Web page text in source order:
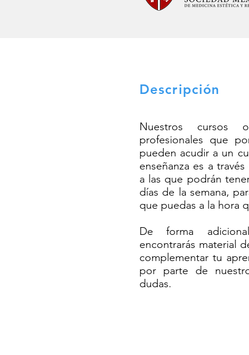
Descripción
Nuestros cursos
profesionales que
pueden acudir a un
enseñanza es a
a las que podrán
días de la semana,
que puedas a la hora
De forma
encontrarás material
complementar tu
por parte de
dudas.